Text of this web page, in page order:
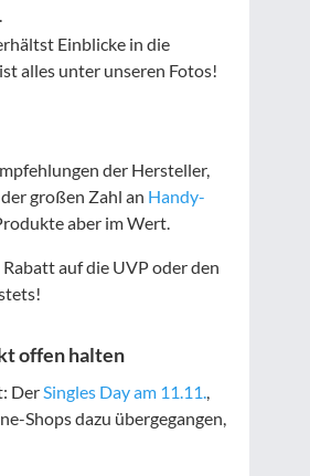
Einblicke in die
alles unter unseren Fotos!
der Hersteller,
großen Zahl an Handy-
aber im Wert.
auf die UVP oder den
offen halten
Der Singles Day am 11.11.
Shops dazu übergegangen,